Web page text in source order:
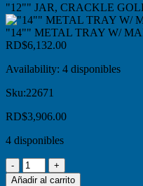
"12"" JAR, CRACKLE
"14"" METAL TRAY W/
RD$6,132.00
Availability: 4 disponibles
Sku:22671
RD$3,906.00
4 disponibles
Añadir al carrito